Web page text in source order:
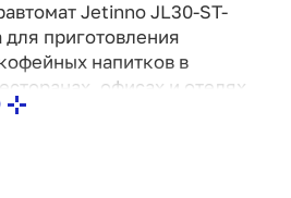
Jetinno JL30-ST-
для приготовления
напитков в
офисах и отелях.
кофемолкой